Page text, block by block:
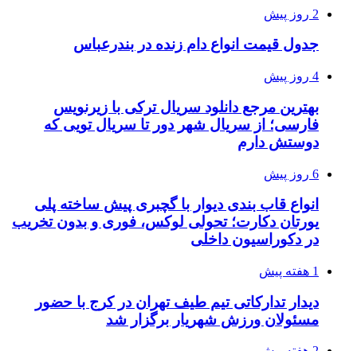
2 روز پیش
جدول قیمت انواع دام زنده در بندرعباس
4 روز پیش
بهترین مرجع دانلود سریال ترکی با زیرنویس
فارسی؛ از سریال شهر دور تا سریال تویی که
دوستش دارم
6 روز پیش
انواع قاب بندی دیوار با گچبری پیش ساخته پلی
یورتان دکارت؛ تحولی لوکس، فوری و بدون تخریب
در دکوراسیون داخلی
1 هفته پیش
دیدار تدارکاتی تیم طیف تهران در کرج با حضور
مسئولان ورزش شهریار برگزار شد